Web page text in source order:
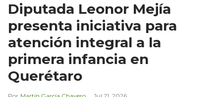
Diputada Leonor Mejía
presenta iniciativa para
atención integral a la
primera infancia en
Querétaro